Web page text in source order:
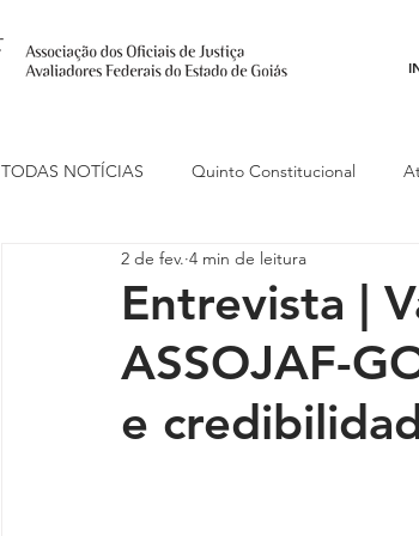
TODAS NOTÍCIAS Quinto Constitucional
Ações Judiciais Carreira
Indenização de Transporte
Entrevista |
ASSOJAF-
e
2 de fev. 4 min de leitura